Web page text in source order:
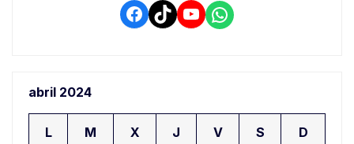
Facebook
TikTokYouTube
WhatsApp
abril 2024
L M X J V S D